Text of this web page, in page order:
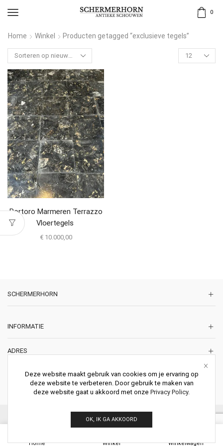
0
Home Winkel Producten getagged “exclusieve tegels”
Portoro Marmeren Terrazzo
Vloertegels
€10.000,00
SCHERMERHORN
INFORMATIE
ADRES
2011 ZD HAARLEM
Nederland
© 2026 Schermerhorn Antieke Schouwen. All Rights Reserved.
Home Winkel Winkelwagen
Deze website maakt gebruik van cookies om je ervaring op
deze website te verbeteren. Door gebruik te maken van
deze website gaat u akkoord met onze Privacy Policy.
OK, IK GA AKKOORD